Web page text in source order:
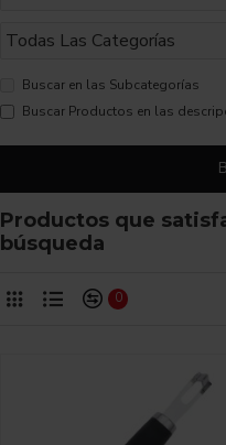
Buscar en las Subcategorías
Buscar Productos en las
Productos que
búsqueda
0